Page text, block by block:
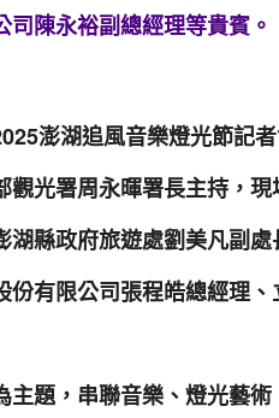
陳永裕副總經理等貴賓。
澎湖追風音樂燈光節記
觀光署周永暉署長主持，
湖縣政府旅遊處劉美凡副
份有限公司張程皓總經理
主題，串聯音樂、燈光藝